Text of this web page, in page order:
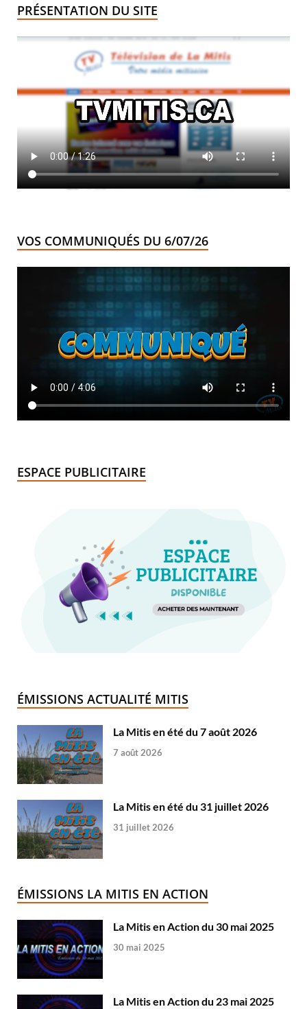
PRÉSENTATION DU SITE
VOS COMMUNIQUÉS DU 6/07/26
ESPACE PUBLICITAIRE
ÉMISSIONS ACTUALITÉ MITIS
La Mitis en été du 7 août 2026
7 août 2026
La Mitis en été du 31 juillet 2026
31 juillet 2026
ÉMISSIONS LA MITIS EN ACTION
La Mitis en Action du 30 mai 2025
30 mai 2025
La Mitis en Action du 23 mai 2025